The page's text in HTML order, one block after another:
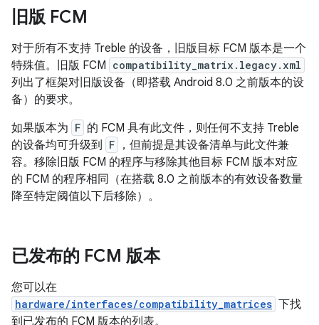
旧版 FCM
对于所有不支持 Treble 的设备，旧版目标 FCM 版本是一个
特殊值。旧版 FCM compatibility_matrix.legacy.xml
列出了框架对旧版设备（即搭载 Android 8.0 之前版本的设
备）的要求。
如果版本为 F 的 FCM 具有此文件，则任何不支持 Treble
的设备均可升级到 F
，但前提是其设备清单与此文件兼
容。移除旧版 FCM 的程序与移除其他目标 FCM 版本对应
的 FCM 的程序相同（在搭载 8.0 之前版本的有效设备数量
降至特定阈值以下后移除）。
已发布的 FCM 版本
您可以在
hardware/interfaces/compatibility_matrices 下找
到已发布的 FCM 版本的列表。